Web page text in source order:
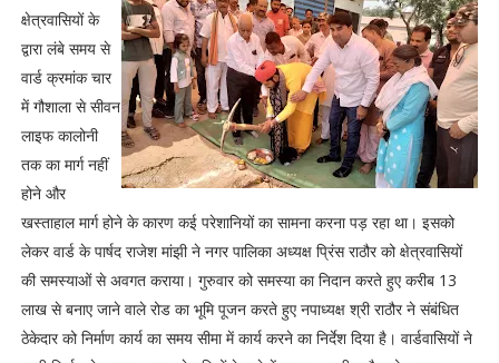
क्षेत्रवासियों के
द्वारा लंबे समय से
वार्ड क्रमांक चार
में गौशाला से सीवन
लाइफ कालोनी
तक का मार्ग नहीं
होने और
खस्ताहाल मार्ग होने के कारण कई परेशानियों का सामना करना पड़ रहा था। इसको
लेकर वार्ड के पार्षद राजेश मांझी ने नगर पालिका अध्यक्ष प्रिंस राठौर को क्षेत्रवासियों
की समस्याओं से अवगत कराया। गुरुवार को समस्या का निदान करते हुए करीब 13
लाख से बनाए जाने वाले रोड का भूमि पूजन करते हुए नपाध्यक्ष श्री राठौर ने संबंधित
ठेकेदार को निर्माण कार्य का समय सीमा में कार्य करने का निर्देश दिया है। वार्डवासियों ने